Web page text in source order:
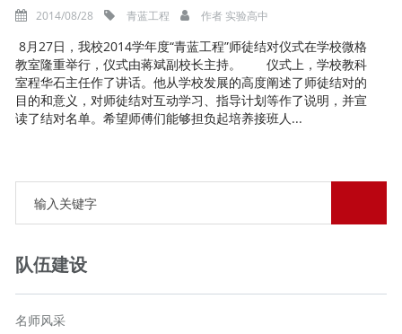
2014/08/28 青蓝工程 作者 实验高中
8月27日，我校2014学年度“青蓝工程”师徒结对仪式在学校微格
教室隆重举行，仪式由蒋斌副校长主持。 仪式上，学校教科
室程华石主任作了讲话。他从学校发展的高度阐述了师徒结对的
目的和意义，对师徒结对互动学习、指导计划等作了说明，并宣
读了结对名单。希望师傅们能够担负起培养接班人...
队伍建设
名师风采